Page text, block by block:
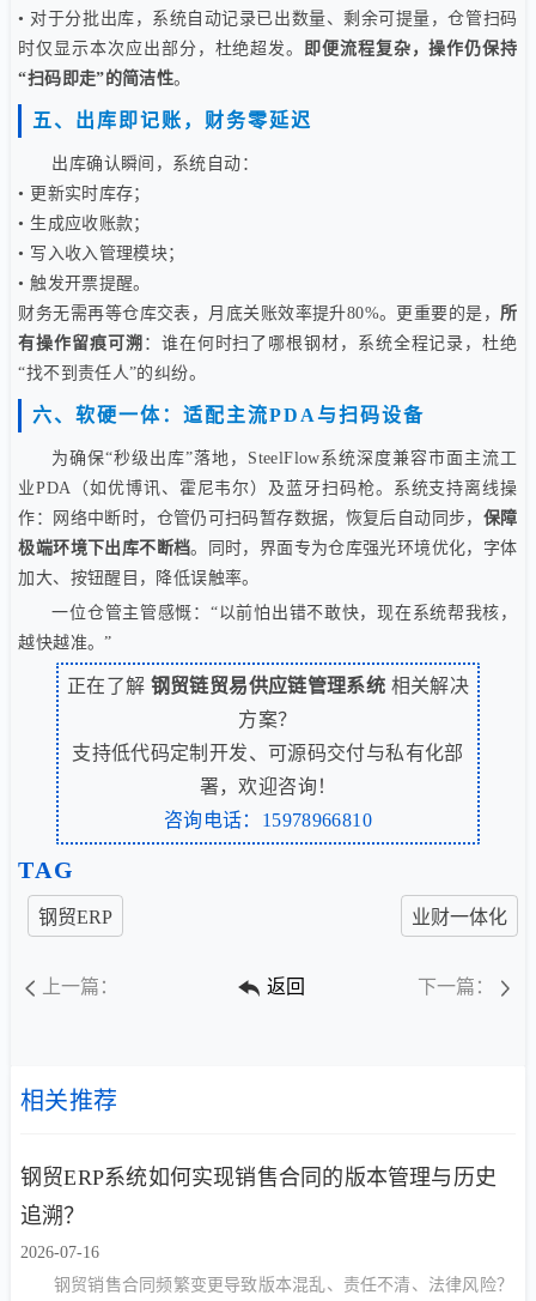
• 对于分批出库，系统自动记录已出数量、剩余可提量，仓管扫码
时仅显示本次应出部分，杜绝超发。 即便流程复杂，操作仍保持
“扫码即走”的简洁性。
五、出库即记账，财务零延迟
出库确认瞬间，系统自动：
• 更新实时库存；
• 生成应收账款；
• 写入收入管理模块；
• 触发开票提醒。
财务无需再等仓库交表，月底关账效率提升80%。更重要的是，所
有操作留痕可溯 ：谁在何时扫了哪根钢材，系统全程记录，杜绝
“找不到责任人”的纠纷。
六、软硬一体：适配主流PDA与扫码设备
为确保“秒级出库”落地，SteelFlow系统深度兼容市面主流工
业PDA（如优博讯、霍尼韦尔）及蓝牙扫码枪。系统支持离线操
作：网络中断时，仓管仍可扫码暂存数据，恢复后自动同步， 保障
极端环境下出库不断档。同时，界面专为仓库强光环境优化，字体
加大、按钮醒目，降低误触率。
一位仓管主管感慨：“以前怕出错不敢快，现在系统帮我核，
越快越准。”
正在了解 钢贸链贸易供应链管理系统 相关解决
方案？
支持低代码定制开发、可源码交付与私有化部
署，欢迎咨询！
咨询电话：15978966810
TAG
钢贸ERP 业财一体化
上一篇： 返回 下一篇：
相关推荐
钢贸ERP系统如何实现销售合同的版本管理与历史
追溯？
2026-07-16
钢贸销售合同频繁变更导致版本混乱、责任不清、法律风险？